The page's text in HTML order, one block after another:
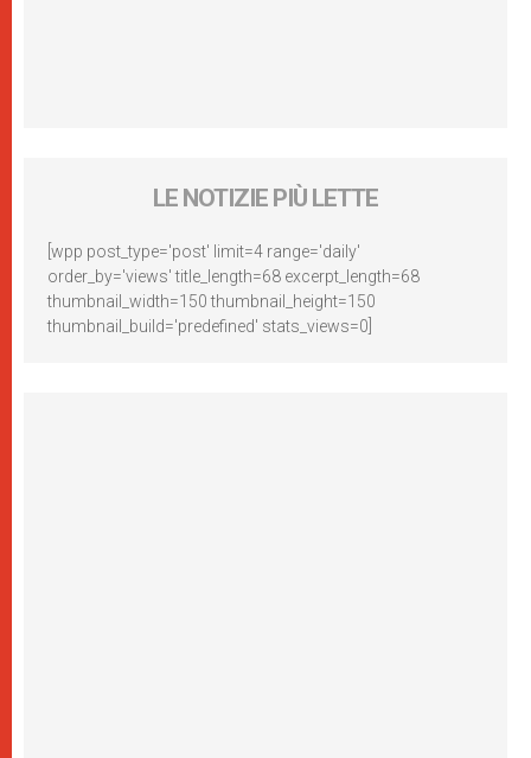
LE NOTIZIE PIÙ LETTE
[wpp post_type='post' limit=4 range='daily'
order_by='views' title_length=68 excerpt_length=68
thumbnail_width=150 thumbnail_height=150
thumbnail_build='predefined' stats_views=0]